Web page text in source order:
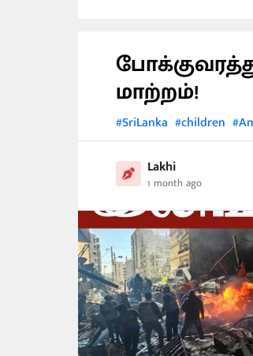
மாற்றம்!
#SriLanka #children
Lakhi
1 month ago